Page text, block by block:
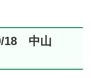
18 中山